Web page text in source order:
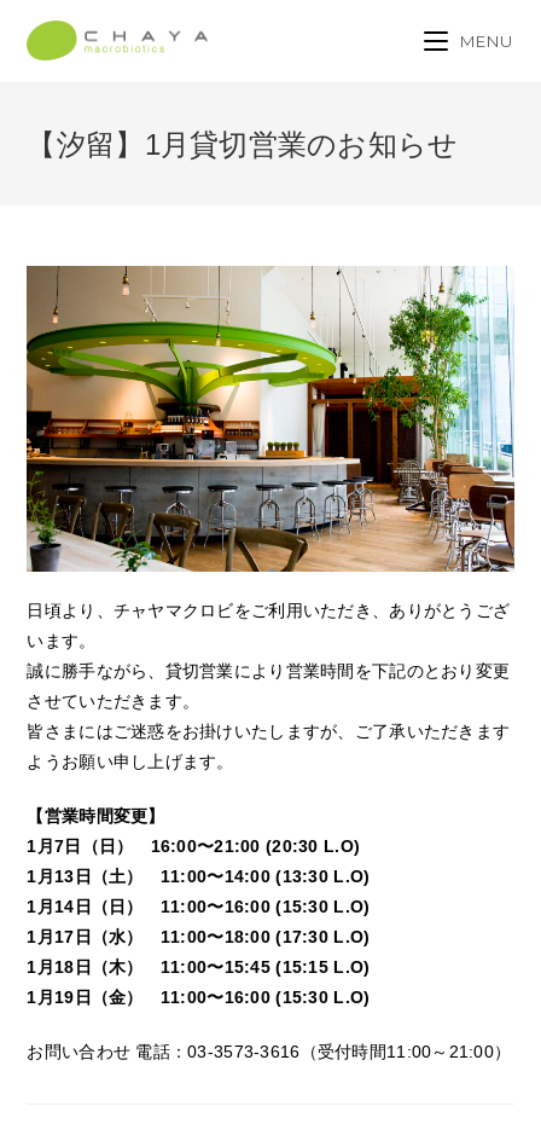
MENU
【汐留】1月貸切営業のお知らせ
日頃より、チャヤマクロビをご利用いただき、ありがとうござ
います。
誠に勝手ながら、貸切営業により営業時間を下記のとおり変更
させていただきます。
皆さまにはご迷惑をお掛けいたしますが、ご了承いただきます
ようお願い申し上げます。
【営業時間変更】
1月7日（日） 16:00〜21:00 (20:30 L.O)
1月13日（土） 11:00〜14:00 (13:30 L.O)
1月14日（日） 11:00〜16:00 (15:30 L.O)
1月17日（水） 11:00〜18:00 (17:30 L.O)
1月18日（木） 11:00〜15:45 (15:15 L.O)
1月19日（金） 11:00〜16:00 (15:30 L.O)
お問い合わせ 電話：03-3573-3616（受付時間11:00～21:00）